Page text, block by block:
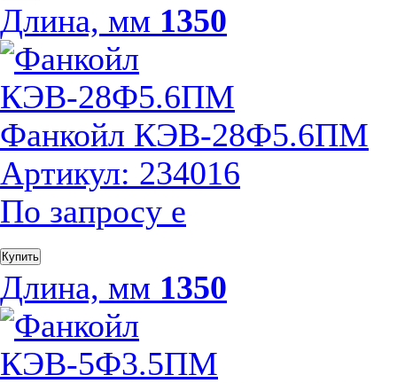
Длина, мм 1350
Фанкойл КЭВ-28Ф5.6ПМ
Артикул: 234016
По запросу е
Купить
Длина, мм 1350